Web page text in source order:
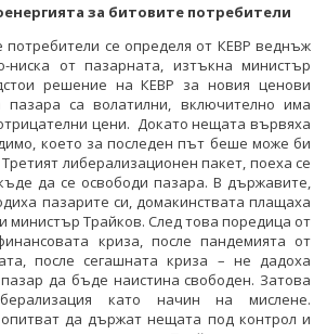
за битовите потребители
потребители се определя от КЕВР веднъж
от пазарната, изтъкна министър
решение на КЕВР за новия ценови
са волатилни, включително има
цени. Докато нещата вървяха
което за последен път беше може би
Третият либерализационен пакет, поеха се
да се освободи пазара. В държавите,
пазарите си, домакинствата плащаха
министър Трайков. След това поредица от
криза, после пандемията от
после сегашната криза – не дадоха
да бъде наистина свободен. Затова
като начин на мислене.
да държат нещата под контрол и